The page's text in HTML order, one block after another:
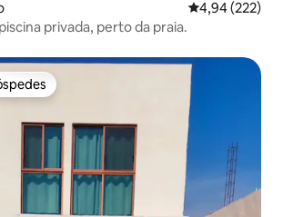
4,94 de uma
4,94 (222)
privada, perto da praia.